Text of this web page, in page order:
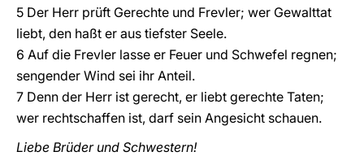
5 Der Herr prüft Gerechte und Frevler; wer Gewalttat
liebt, den haßt er aus tiefster Seele.
6 Auf die Frevler lasse er Feuer und Schwefel regnen;
sengender Wind sei ihr Anteil.
7 Denn der Herr ist gerecht, er liebt gerechte Taten;
wer rechtschaffen ist, darf sein Angesicht schauen.
Liebe Brüder und Schwestern!